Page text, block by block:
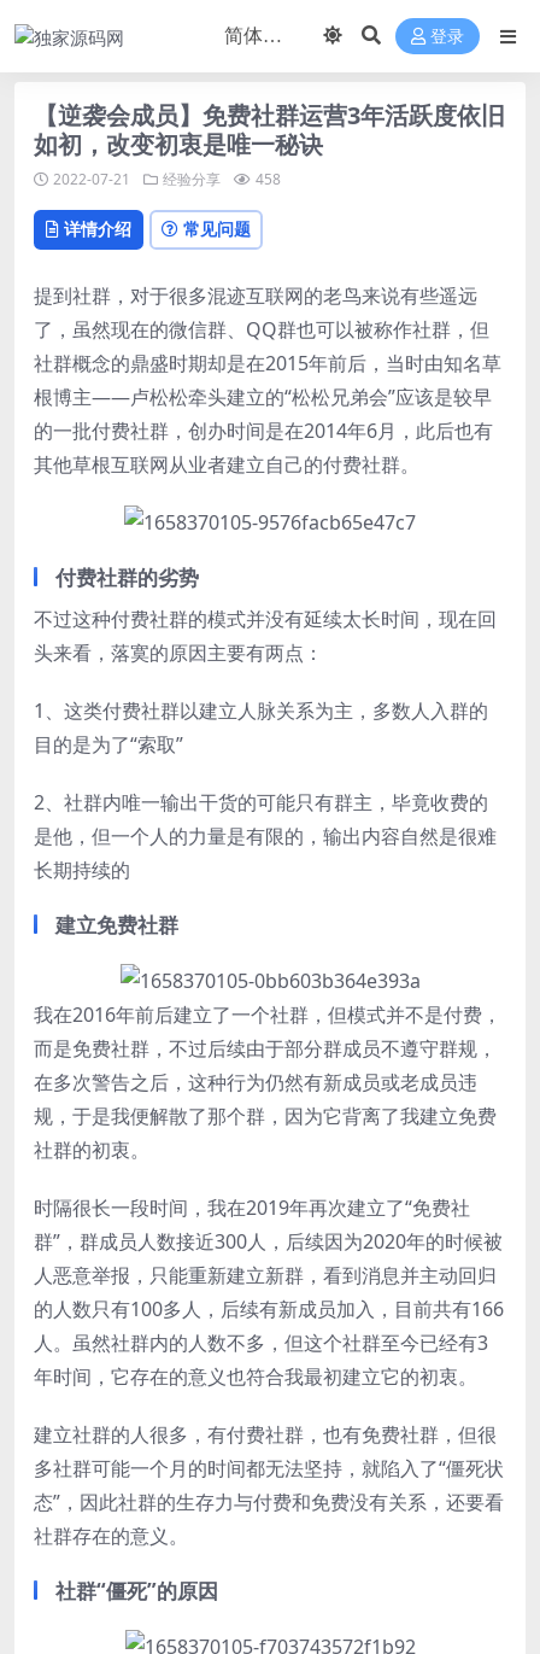
登录
【逆袭会成员】免费社群运营3年活跃度依旧
如初，改变初衷是唯一秘诀
2022-07-21 经验分享 458
详情介绍 常见问题
提到社群，对于很多混迹互联网的老鸟来说有些遥远
了，虽然现在的微信群、QQ群也可以被称作社群，但
社群概念的鼎盛时期却是在2015年前后，当时由知名草
根博主——卢松松牵头建立的“松松兄弟会”应该是较早
的一批付费社群，创办时间是在2014年6月，此后也有
其他草根互联网从业者建立自己的付费社群。
付费社群的劣势
不过这种付费社群的模式并没有延续太长时间，现在回
头来看，落寞的原因主要有两点：
1、这类付费社群以建立人脉关系为主，多数人入群的
目的是为了“索取”
2、社群内唯一输出干货的可能只有群主，毕竟收费的
是他，但一个人的力量是有限的，输出内容自然是很难
长期持续的
建立免费社群
我在2016年前后建立了一个社群，但模式并不是付费，
而是免费社群，不过后续由于部分群成员不遵守群规，
在多次警告之后，这种行为仍然有新成员或老成员违
规，于是我便解散了那个群，因为它背离了我建立免费
社群的初衷。
时隔很长一段时间，我在2019年再次建立了“免费社
群”，群成员人数接近300人，后续因为2020年的时候被
人恶意举报，只能重新建立新群，看到消息并主动回归
的人数只有100多人，后续有新成员加入，目前共有166
人。虽然社群内的人数不多，但这个社群至今已经有3
年时间，它存在的意义也符合我最初建立它的初衷。
建立社群的人很多，有付费社群，也有免费社群，但很
多社群可能一个月的时间都无法坚持，就陷入了“僵死状
态”，因此社群的生存力与付费和免费没有关系，还要看
社群存在的意义。
社群“僵死”的原因